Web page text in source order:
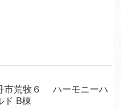
市荒牧６ ハーモニーハ
ド B棟